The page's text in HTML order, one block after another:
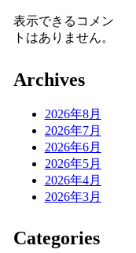
表示できるコメン
トはありません。
Archives
2026年8月
2026年7月
2026年6月
2026年5月
2026年4月
2026年3月
Categories